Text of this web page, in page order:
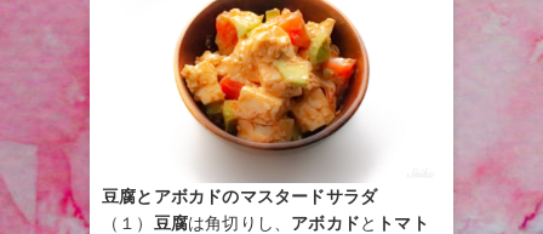
豆腐とアボカドのマスタードサラダ
（１） 豆腐は角切りし、 アボカドと トマト